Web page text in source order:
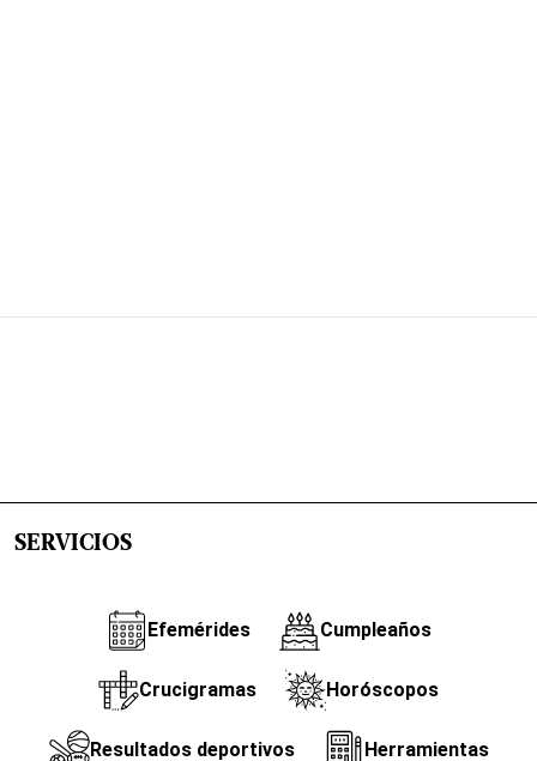
SERVICIOS
Efemérides Cumpleaños
Crucigramas Horóscopos
Resultados deportivos Herramientas